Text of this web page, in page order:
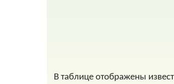
В таблице отображены